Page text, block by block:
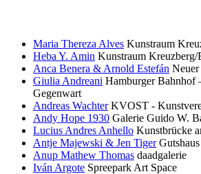
Maria Thereza Alves Kunstraum
Heba Y. Amin Kunstraum Kreuzberg/
Anca Benera & Arnold Estefán
Giulia Andreani Hamburger Bahnhof
Gegenwart
Andreas Wachter KVOST -
Andy Hope 1930 Galerie Guido W.
Lucius Andres Anhello Kunstbrücke
Antje Majewski & Jen Tiger
Anup Mathew Thomas daadgalerie
Iván Argote Spreepark Art Space